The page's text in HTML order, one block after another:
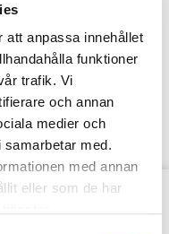
att anpassa innehållet
funktioner
trafik. Vi
och annan
medier och
med.
med annan
eller som de har